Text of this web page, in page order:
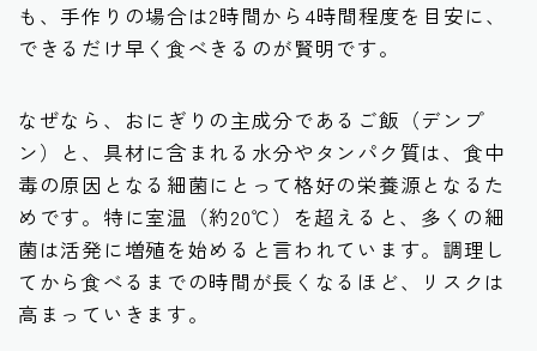
も、手作りの場合は2時間から4時間程度を目安に、
できるだけ早く食べきるのが賢明です。
なぜなら、おにぎりの主成分であるご飯（デンプ
ン）と、具材に含まれる水分やタンパク質は、食中
毒の原因となる細菌にとって格好の栄養源となるた
めです。特に室温（約20℃）を超えると、多くの細
菌は活発に増殖を始めると言われています。調理し
てから食べるまでの時間が長くなるほど、リスクは
高まっていきます。